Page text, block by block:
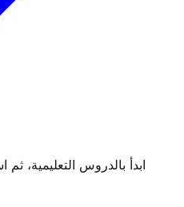
ابدأ بالدروس التعليمية، ثم